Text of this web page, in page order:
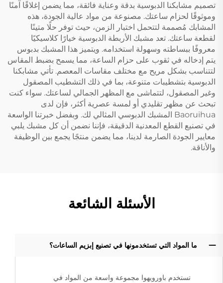
تصميم مشابكنا الدبوسية بدقة وعناية فائقة، مما يضمن إغلاقًا آمنًا
وموثوقًا لحزام ساعتك. مصنوعة من مواد عالية الجودة، هذه
المشابك مُصممة لتتحمل اختبار الزمن، حيث توفر حلًا متينًا
لقطعة ساعتك. تعد مشبك الأربطة الدبوسية خيارًا كلاسيكيًا
معروفًا ببساطته وسهولة استخدامه. ويتميز هذا المشبك بدبوس
يتم إدخاله في ثقوب على حزام الساعة، مما يسمح بضبط المقاس
لتتناسب بشكل مريح مع مختلف مقاسات المعصم. تأتي مشابكنا
الدبوسية بتشطيبات متنوعة، بما في ذلك التشطيب المصقول
وغير المصقول، لتتماشى مع المظهر الجمالي لساعتك. سواء كنت
تبحث عن مظهر تقليدي أو لمسة عصرية أكثر، فإن لدى
Baoruihua المشبك الدبوسي المثالي لك. وبفضل خبرتنا الواسعة
في تصنيع القطع المعدنية الدقيقة، فإننا نضمن أن كل مشبك يلبي
معايير الجودة الصارمة لدينا، مما يضمن منتجًا يجمع بين الوظيفة
والأناقة.
الأسئلة الشائعة
ما المواد التي تستخدمونها في تصنيع إبزيم الساعات؟
تستخدم باورويهوا مجموعة واسعة من المواد في